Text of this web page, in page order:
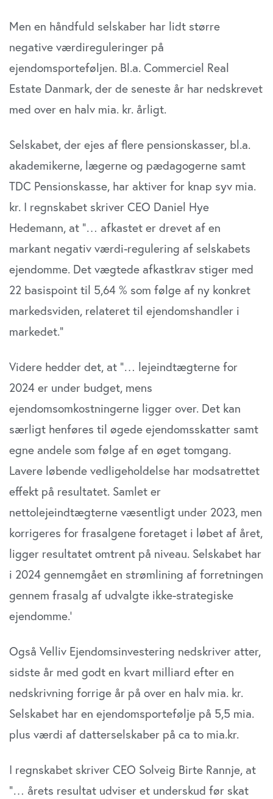
Men en håndfuld selskaber har lidt større
negative værdireguleringer på
ejendomsporteføljen. Bl.a. Commerciel Real
Estate Danmark, der de seneste år har nedskrevet
med over en halv mia. kr. årligt.
Selskabet, der ejes af flere pensionskasser, bl.a.
akademikerne, lægerne og pædagogerne samt
TDC Pensionskasse, har aktiver for knap syv mia.
kr. I regnskabet skriver CEO Daniel Hye
Hedemann, at ”… afkastet er drevet af en
markant negativ værdi-regulering af selskabets
ejendomme. Det vægtede afkastkrav stiger med
22 basispoint til 5,64 % som følge af ny konkret
markedsviden, relateret til ejendomshandler i
markedet.”
Videre hedder det, at ”… lejeindtægterne for
2024 er under budget, mens
ejendomsomkostningerne ligger over. Det kan
særligt henføres til øgede ejendomsskatter samt
egne andele som følge af en øget tomgang.
Lavere løbende vedligeholdelse har modsatrettet
effekt på resultatet. Samlet er
nettolejeindtægterne væsentligt under 2023, men
korrigeres for frasalgene foretaget i løbet af året,
ligger resultatet omtrent på niveau. Selskabet har
i 2024 gennemgået en strømlining af forretningen
gennem frasalg af udvalgte ikke-strategiske
ejendomme.’
Også Velliv Ejendomsinvestering nedskriver atter,
sidste år med godt en kvart milliard efter en
nedskrivning forrige år på over en halv mia. kr.
Selskabet har en ejendomsportefølje på 5,5 mia.
plus værdi af datterselskaber på ca to mia.kr.
I regnskabet skriver CEO Solveig Birte Rannje, at
”… årets resultat udviser et underskud før skat